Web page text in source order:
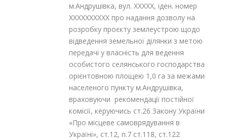
м.Андрушівка, вул. XXXXX, іден. номер
XXXXXXXXXX про надання дозволу на
розробку проєкту землеустрою щодо
відведення земельної ділянки з метою
передачі у власність для ведення
особистого селянського господарства
орієнтовною площею 1,0 га за межами
населеного пункту м.Андрушівка,
враховуючи рекомендації постійної
комісії, керуючись ст.26 Закону України
«Про місцеве самоврядування в
Україні», ст.12, п.7 ст.118, ст.122